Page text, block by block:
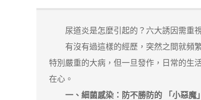
尿道炎是怎麼引起的？六大誘因需重
有沒有過這樣的經歷，突然之間就頻繁
特別嚴重的大病，但一旦發作，日常的生
在心。
一、細菌感染：防不勝防的 「小惡魔」